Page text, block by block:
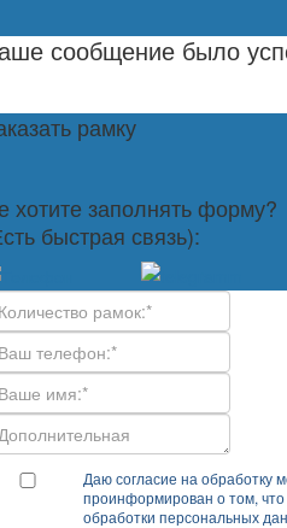
сообщение было
рамку
хотите заполнять форму?
быстрая связь):
Даю согласие на обработку
проинформирован о том, что
обработки персональных